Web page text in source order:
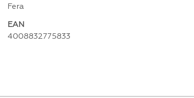
Fera
EAN
4008832775833